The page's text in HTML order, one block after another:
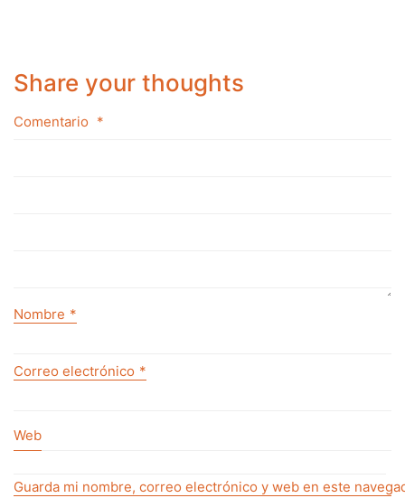
Share your thoughts
Comentario *
Nombre *
Correo electrónico *
Web
Guarda mi nombre, correo electrónico y web en este